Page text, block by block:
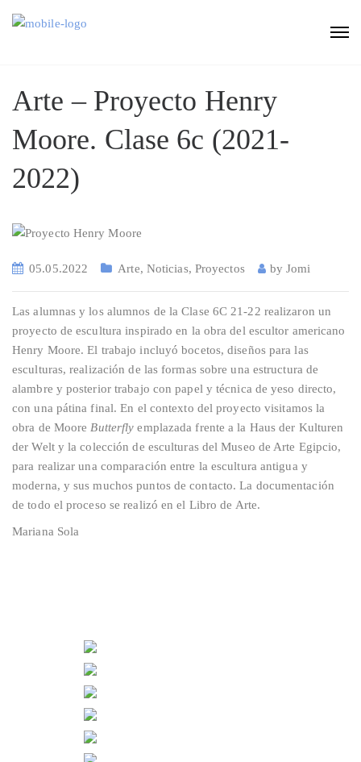
Arte – Proyecto Henry
Moore. Clase 6c (2021-
2022)
05.05.2022 Arte, Noticias, Proyectos byJomi
Las alumnas y los alumnos de la Clase 6C 21-22 realizaron un
proyecto de escultura inspirado en la obra del escultor americano
Henry Moore. El trabajo incluyó bocetos, diseños para las
esculturas, realización de las formas sobre una estructura de
alambre y posterior trabajo con papel y técnica de yeso directo,
con una pátina final. En el contexto del proyecto visitamos la
obra de Moore Butterfly emplazada frente a la Haus der Kulturen
der Welt y la colección de esculturas del Museo de Arte Egipcio,
para realizar una comparación entre la escultura antigua y
moderna, y sus muchos puntos de contacto. La documentación
de todo el proceso se realizó en el Libro de Arte.
Mariana Sola